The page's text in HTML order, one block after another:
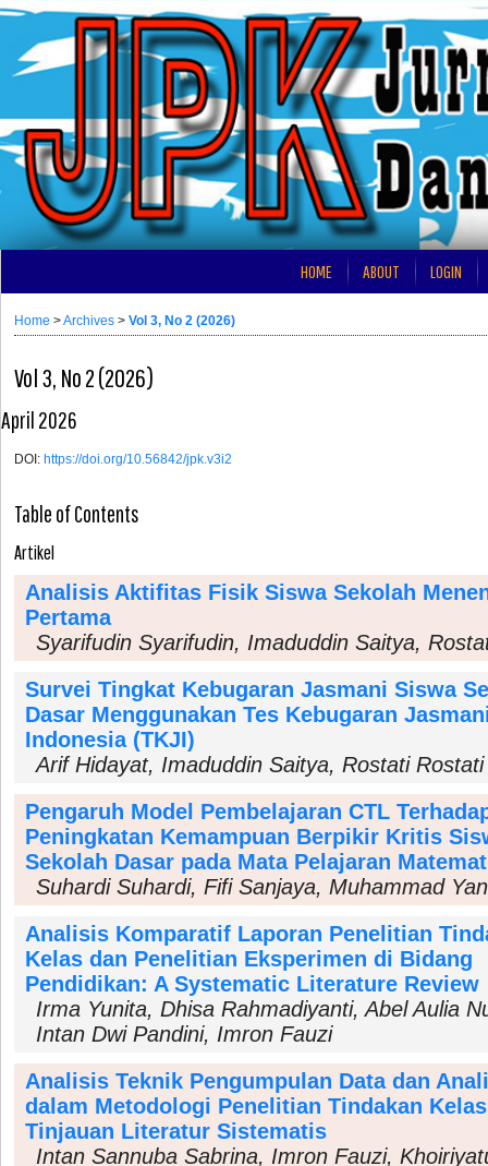
HOME ABOUT LOGIN
Home >Archives > Vol 3, No 2 (2026)
Vol 3, No 2 (2026)
April 2026
DOI: https://doi.org/10.56842/jpk.v3i2
Table of Contents
Artikel
Analisis Aktifitas Fisik Siswa Sekolah
Pertama
Syarifudin Syarifudin, Imaduddin Saitya,
Survei Tingkat Kebugaran Jasmani Siswa
Dasar Menggunakan Tes Kebugaran
Indonesia (TKJI)
Arif Hidayat, Imaduddin Saitya, Rostati Rostati
Pengaruh Model Pembelajaran CTL
Peningkatan Kemampuan Berpikir Kritis
Sekolah Dasar pada Mata Pelajaran
Suhardi Suhardi, Fifi Sanjaya, Muhammad
Analisis Komparatif Laporan Penelitian
Kelas dan Penelitian Eksperimen di Bidang
Pendidikan: A Systematic Literature Review
Irma Yunita, Dhisa Rahmadiyanti, Abel Aulia
Intan Dwi Pandini, Imron Fauzi
Analisis Teknik Pengumpulan Data dan
dalam Metodologi Penelitian Tindakan
Tinjauan Literatur Sistematis
Intan Sannuba Sabrina, Imron Fauzi,